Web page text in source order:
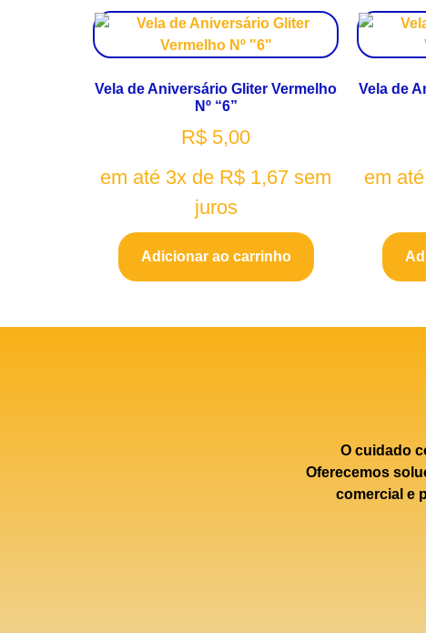
Vela de Aniversário Gliter Vermelho
Nº “6”
R$ 5,00
em até 3x de R$ 1,67 sem
juros
Adicionar ao carrinho
Vela de
em
O cuidado
Oferecemos
comercial e